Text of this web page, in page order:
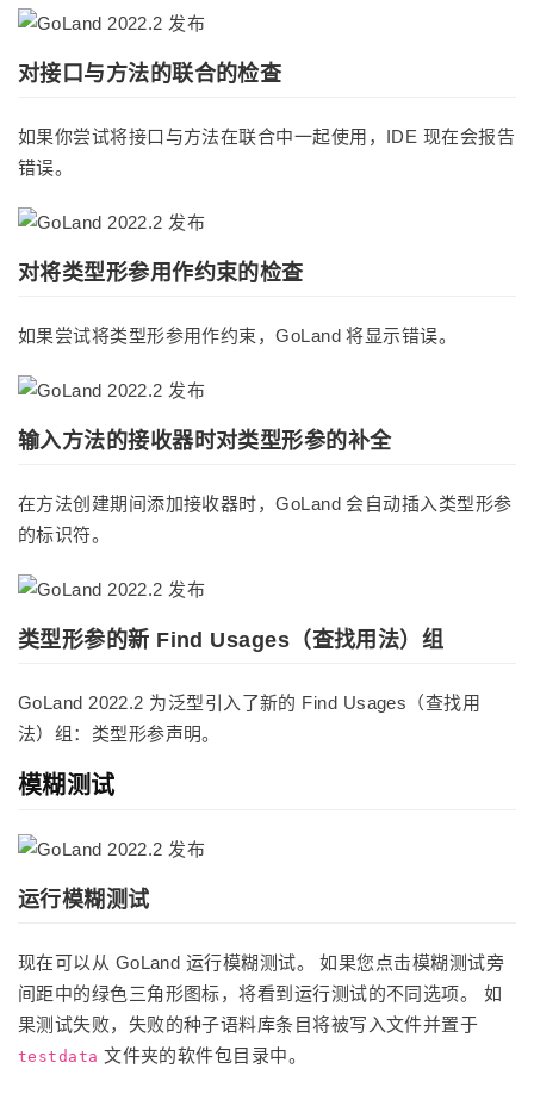
对接口与方法的联合的检查
如果你尝试将接口与方法在联合中一起使用，IDE 现在会报告
错误。
对将类型形参用作约束的检查
如果尝试将类型形参用作约束，GoLand 将显示错误。
输入方法的接收器时对类型形参的补全
在方法创建期间添加接收器时，GoLand 会自动插入类型形参
的标识符。
类型形参的新 Find Usages（查找用法）组
GoLand 2022.2 为泛型引入了新的 Find Usages（查找用
法）组：类型形参声明。
模糊测试
运行模糊测试
现在可以从 GoLand 运行模糊测试。 如果您点击模糊测试旁
间距中的绿色三角形图标，将看到运行测试的不同选项。 如
果测试失败，失败的种子语料库条目将被写入文件并置于
testdata 文件夹的软件包目录中。